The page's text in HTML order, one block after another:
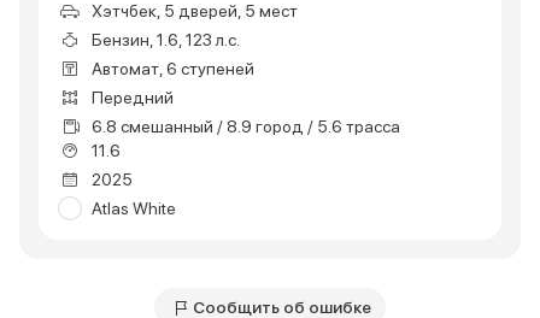
Хэтчбек, 5 дверей, 5 мест
Бензин, 1.6, 123 л.с.
Автомат, 6 ступеней
Передний
6.8 смешанный / 8.9 город / 5.6 трасса
11.6
2025
Atlas White
Сообщить об ошибке